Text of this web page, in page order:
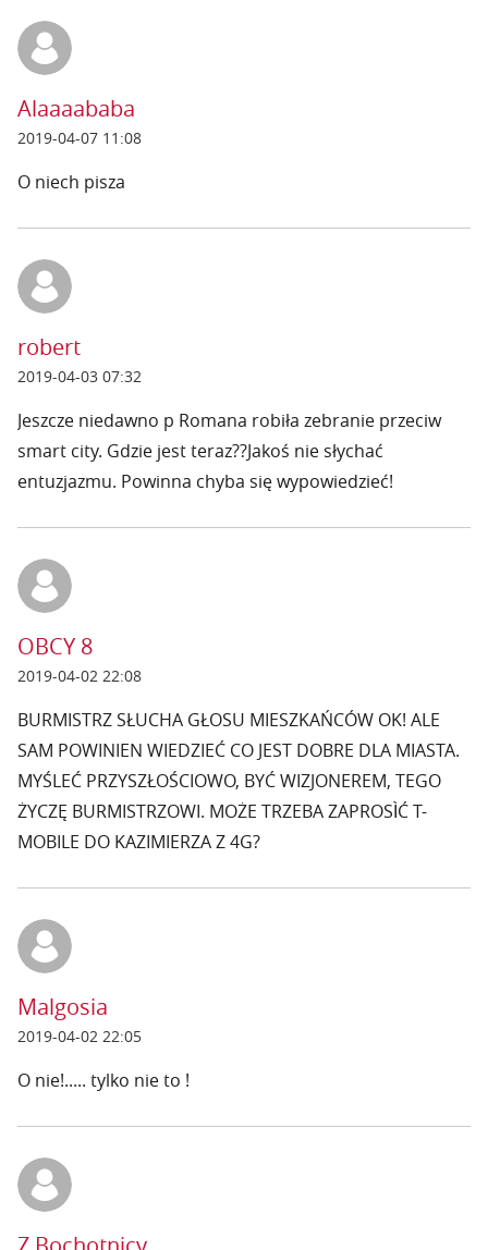
Alaaaababa
2019-04-07 11:08
O niech pisza
robert
2019-04-03 07:32
Jeszcze niedawno p Romana robiła zebranie przeciw
smart city. Gdzie jest teraz??Jakoś nie słychać
entuzjazmu. Powinna chyba się wypowiedzieć!
OBCY 8
2019-04-02 22:08
BURMISTRZ SŁUCHA GŁOSU MIESZKAŃCÓW OK! ALE
SAM POWINIEN WIEDZIEĆ CO JEST DOBRE DLA MIASTA.
MYŚLEĆ PRZYSZŁOŚCIOWO, BYĆ WIZJONEREM, TEGO
ŻYCZĘ BURMISTRZOWI. MOŻE TRZEBA ZAPROSÌĆ T-
MOBILE DO KAZIMIERZA Z 4G?
Malgosia
2019-04-02 22:05
O nie!..... tylko nie to !